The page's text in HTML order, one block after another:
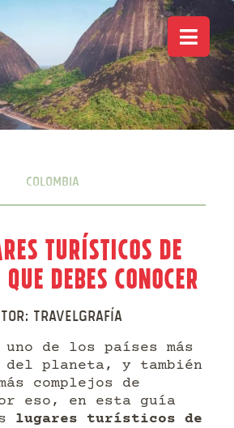
Colombia
turísticos de
debes conocer
Travelgrafía
uno de los países más
del planeta, y también
complejos de
eso, en esta guía
lugares turísticos de